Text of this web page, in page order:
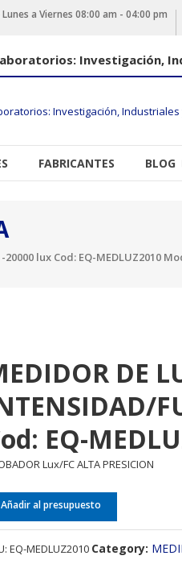
a Viernes 08:00 am - 04:00 pm
Investigación,
FABRICANTES BLOG
lux Cod: EQ-MEDLUZ2010
DE
EQ-
Lux/FC ALTA PRESICION
Añadir al presupuesto
EQ-MEDLUZ2010 Category: